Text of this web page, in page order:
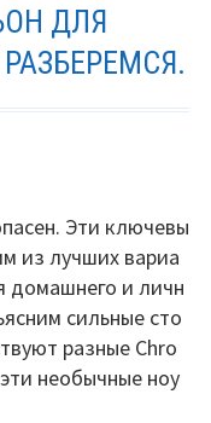
ДЛЯ
Эти ключевы
из лучших вариа
домашнего и личн
сильные сто
разные Chro
необычные ноу